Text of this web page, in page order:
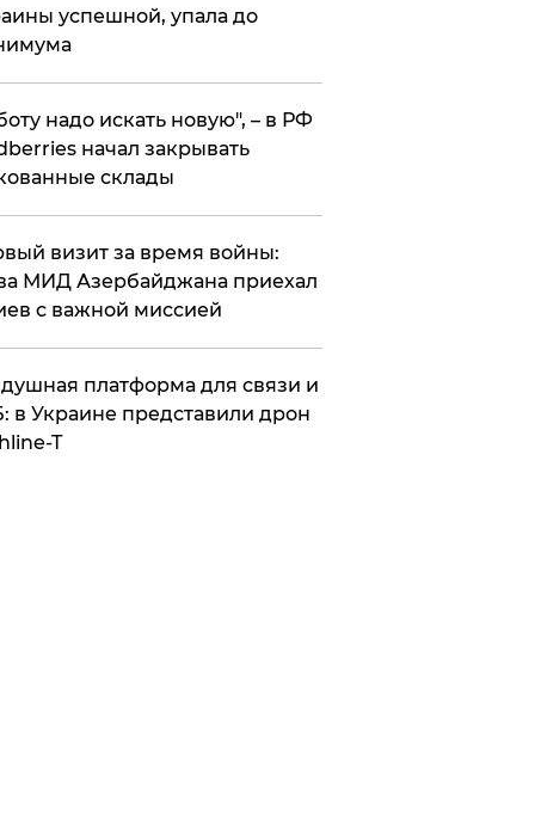
успешной, упала до
надо искать новую", – в РФ
начал закрывать
склады
визит за время войны:
МИД Азербайджана приехал
с важной миссией
платформа для связи и
в Украине представили дрон
T